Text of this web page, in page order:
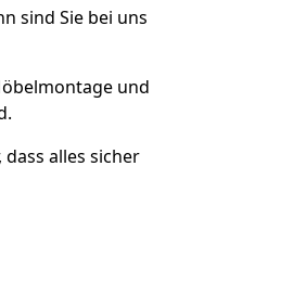
sind Sie bei uns
und
alles sicher